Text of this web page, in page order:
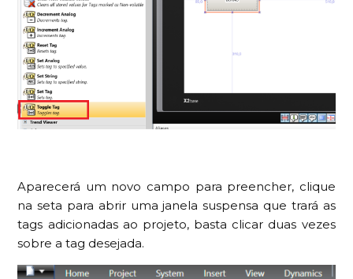
Aparecerá um novo campo para preencher, clique
na seta para abrir uma janela suspensa que trará as
tags adicionadas ao projeto, basta clicar duas vezes
sobre a tag desejada.